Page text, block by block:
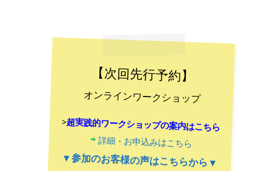
【次回先行予約】
オンラインワークショップ
>超実践的ワークショップの案内はこちら
詳細・お申込みはこちら
▼参加のお客様の声はこちらから▼